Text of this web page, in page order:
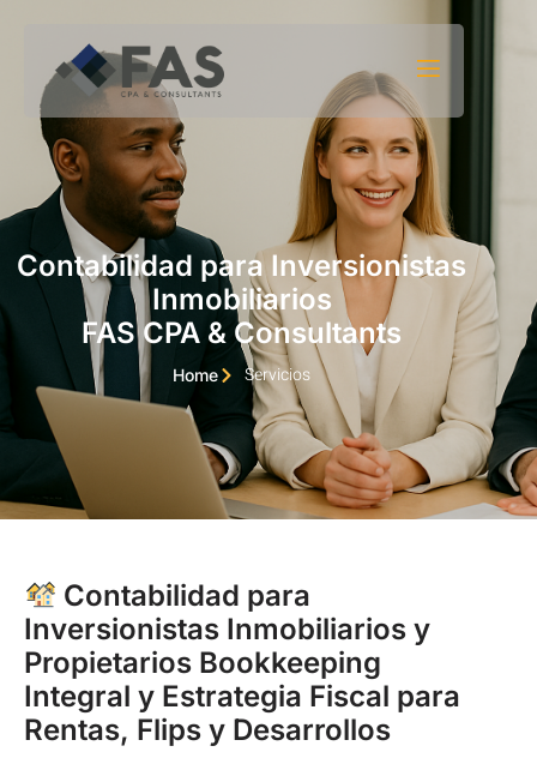
Contabilidad para Inversionistas
Inmobiliarios
FAS CPA & Consultants
Home Servicios
Contabilidad para
Inversionistas Inmobiliarios y
Propietarios Bookkeeping
Integral y Estrategia Fiscal para
Rentas, Flips y Desarrollos